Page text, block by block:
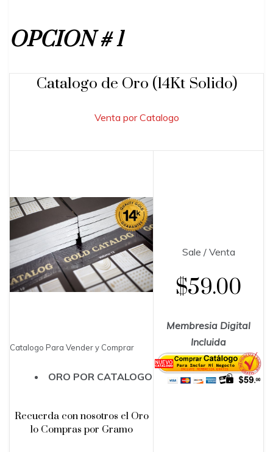
OPCION # 1
Catalogo de Oro (14Kt Solido)
Venta por Catalogo
Catalogo Para Vender y Comprar
ORO POR CATALOGO
Recuerda con nosotros el Oro
lo Compras por Gramo
Sale / Venta
$59.00
Membresia Digital
Incluida